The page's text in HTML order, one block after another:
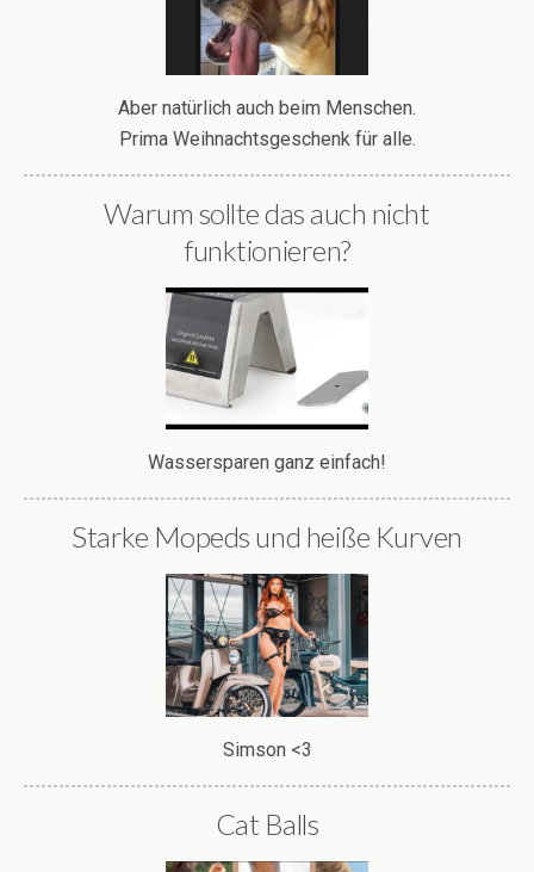
Aber natürlich auch beim Menschen.
Prima Weihnachtsgeschenk für alle.
Warum sollte das auch nicht
funktionieren?
Wassersparen ganz einfach!
Starke Mopeds und heiße Kurven
Simson <3
Cat Balls